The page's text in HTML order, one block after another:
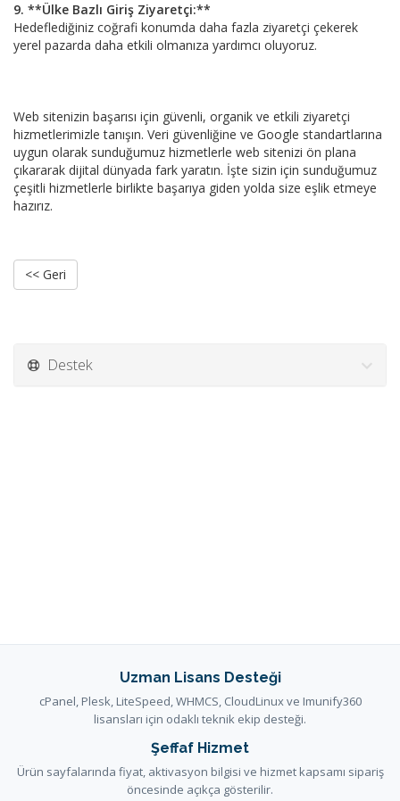
9. **Ülke Bazlı Giriş Ziyaretçi:**
Hedeflediğiniz coğrafi konumda daha fazla ziyaretçi çekerek
yerel pazarda daha etkili olmanıza yardımcı oluyoruz.
Web sitenizin başarısı için güvenli, organik ve etkili ziyaretçi
hizmetlerimizle tanışın. Veri güvenliğine ve Google standartlarına
uygun olarak sunduğumuz hizmetlerle web sitenizi ön plana
çıkararak dijital dünyada fark yaratın. İşte sizin için sunduğumuz
çeşitli hizmetlerle birlikte başarıya giden yolda size eşlik etmeye
hazırız.
<< Geri
Destek
Uzman Lisans Desteği
cPanel, Plesk, LiteSpeed, WHMCS, CloudLinux ve Imunify360
lisansları için odaklı teknik ekip desteği.
Şeffaf Hizmet
Ürün sayfalarında fiyat, aktivasyon bilgisi ve hizmet kapsamı sipariş
öncesinde açıkça gösterilir.